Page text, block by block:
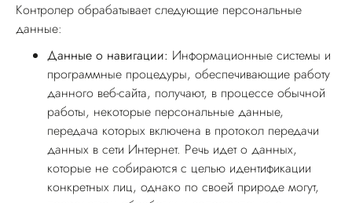
Контролер обрабатывает следующие персональные
данные:
Данные о навигации: Информационные системы и
программные процедуры, обеспечивающие работу
данного веб-сайта, получают, в процессе обычной
работы, некоторые персональные данные,
передача которых включена в протокол передачи
данных в сети Интернет. Речь идет о данных,
которые не собираются с целью идентификации
конкретных лиц, однако по своей природе могут,